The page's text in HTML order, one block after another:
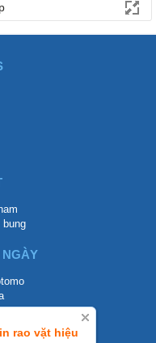
rao vặt hiệu
NGÀY